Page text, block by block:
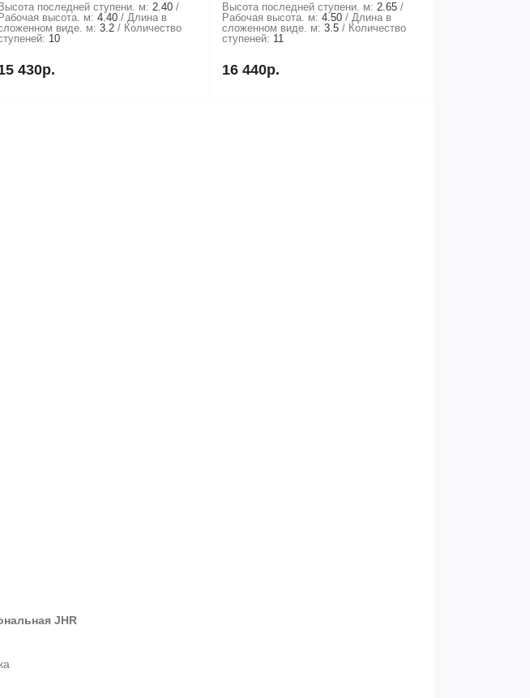
Высота последней ступени. м: 2.40
Рабочая высота. м: 4.40
Длина в
виде. м: 3.2
Количество
10
430р.
Высота последней ступени. м: 2.65
Рабочая высота. м: 4.50
Длина в
сложенном виде. м: 3.5
Количество
ступеней: 11
16 440р.
JHR